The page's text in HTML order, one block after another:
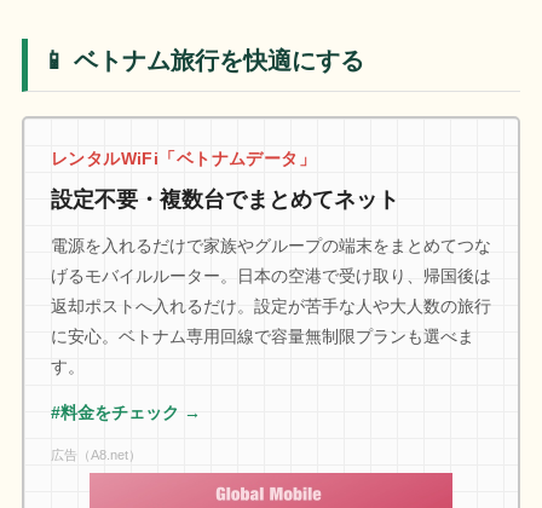
📱 ベトナム旅行を快適にする
レンタルWiFi「ベトナムデータ」
設定不要・複数台でまとめてネット
電源を入れるだけで家族やグループの端末をまとめてつな
げるモバイルルーター。日本の空港で受け取り、帰国後は
返却ポストへ入れるだけ。設定が苦手な人や大人数の旅行
に安心。ベトナム専用回線で容量無制限プランも選べま
す。
#料金をチェック →
広告（A8.net）